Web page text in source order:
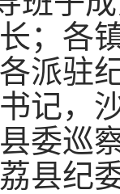
；各
派驻
记，
委巡
县纪